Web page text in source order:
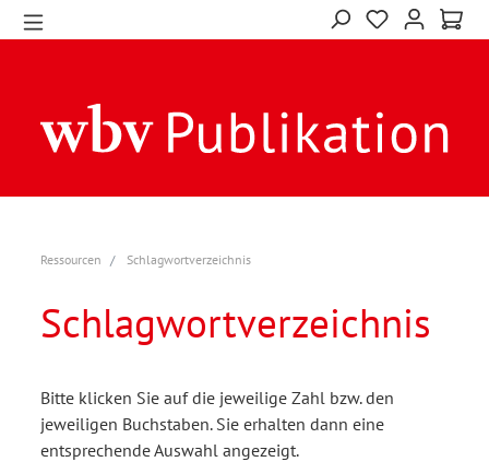
Ressourcen Schlagwortverzeichnis
Schlagwortverzeichnis
Bitte klicken Sie auf die jeweilige Zahl bzw. den
jeweiligen Buchstaben. Sie erhalten dann eine
entsprechende Auswahl angezeigt.